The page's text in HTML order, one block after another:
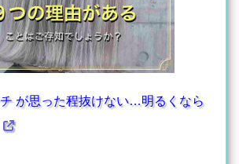
チ が思った程抜けない…明るくなら